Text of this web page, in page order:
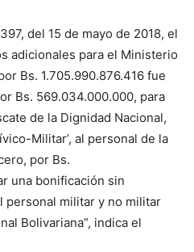
del 15 de mayo de 2018, el
adicionales para el Ministerio
Bs. 1.705.990.876.416 fue
Bs. 569.034.000.000, para
de la Dignidad Nacional,
Militar’, al personal de la
por Bs.
una bonificación sin
personal militar y no militar
Bolivariana”, indica el